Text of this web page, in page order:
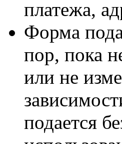
платежа,
Форма
пор, пока
или не
подается